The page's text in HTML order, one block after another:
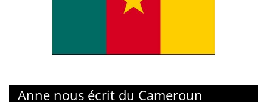
Anne nous écrit du Cameroun